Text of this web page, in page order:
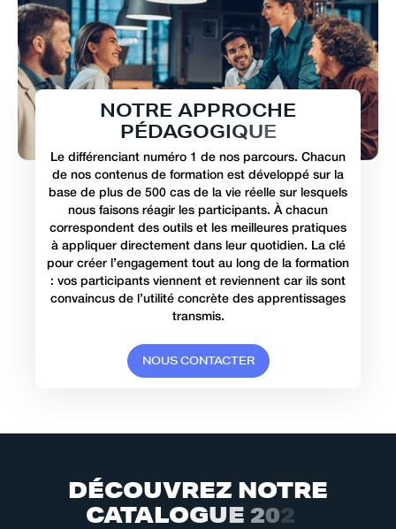
NOTRE APPROCHE
PÉDAGOGIQUE
Le différenciant numéro 1 de nos parcours. Chacun
de nos contenus de formation est développé sur la
base de plus de 500 cas de la vie réelle sur lesquels
nous faisons réagir les participants. À chacun
correspondent des outils et les meilleures pratiques
à appliquer directement dans leur quotidien. La clé
pour créer l’engagement tout au long de la formation
: vos participants viennent et reviennent car ils sont
convaincus de l’utilité concrète des apprentissages
transmis.
NOUS CONTACTER
DÉCOUVREZ NOTRE
CATALOGUE 202